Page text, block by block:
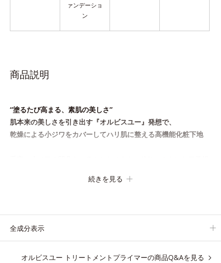
ァンデーショ
ン
商品説明
“塗るたび高まる、素肌の美しさ”
肌本来の美しさを引き出す『オルビスユー』発想で、
乾燥による小ジワをカバーしてハリ肌に整える高機能化粧下地
保湿成分が肌全層(*2)に働きかけて、肌のうるおいをグンとアッ
ケアのW効果で軽やかな美肌を印象づけます。
合成分(*3)が、ブルーライト、紫外線、大気中の微粒子汚れなど
続きを見る
全成分表示
オルビスユー トリートメントプライマーの商品Q&Aを見る